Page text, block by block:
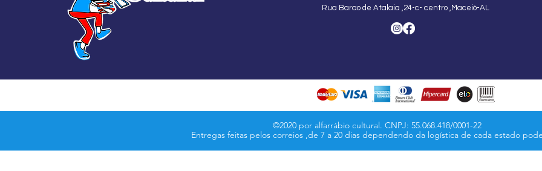
Rua Barao de Atalaia ,24-c- centro ,Maceió-AL
©2020 por alfarrábio cultural. CNPJ: 55.068.418/0001-22
Entregas feitas pelos correios ,de 7 a 20 dias dependendo da logística de cada estado